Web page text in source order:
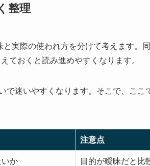
整理
実際の使われ方を分けて考えます。
ておくと読み進めやすくなります。
で迷いやすくなります。そこで、ここ
注意点
か 目的が曖昧だと比